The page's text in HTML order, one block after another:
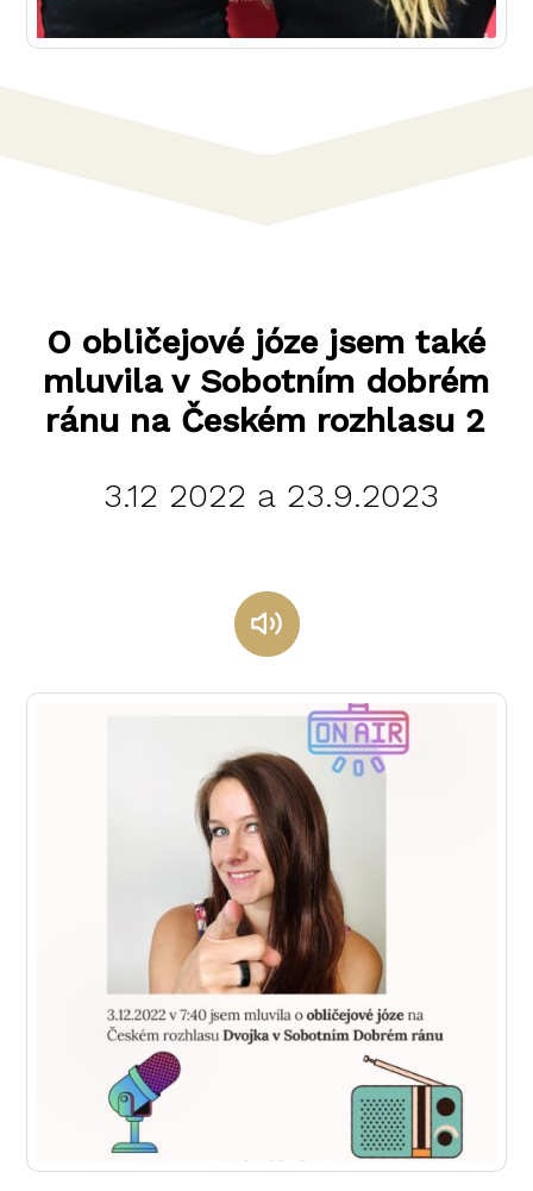
O obličejové józe jsem také
mluvila v Sobotním dobrém
ránu na Českém rozhlasu 2
3.12 2022 a 23.9.2023